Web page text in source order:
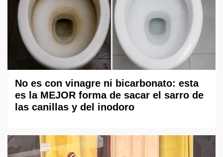
No es con vinagre ni bicarbonato: esta
es la MEJOR forma de sacar el sarro de
las canillas y del inodoro